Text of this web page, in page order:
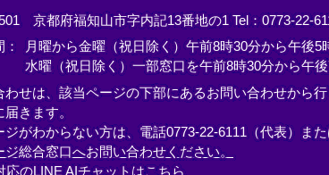
リ
ン
ク
リ
ン
ク
＞
京都府福知山市字内記13番地の1 Tel：0773-22-
： 月曜から金曜（祝日除く）午前8時30分から午後5
水曜（祝日除く）一部窓口を午前8時30分から午
わせは、該当ページの下部にあるお問い合わせから行
きます。
ジがわからない方は、電話0773-22-6111（代表）ま
ジ総合窓口へお問い合わせください。
応のLINE AIチャットはこちら